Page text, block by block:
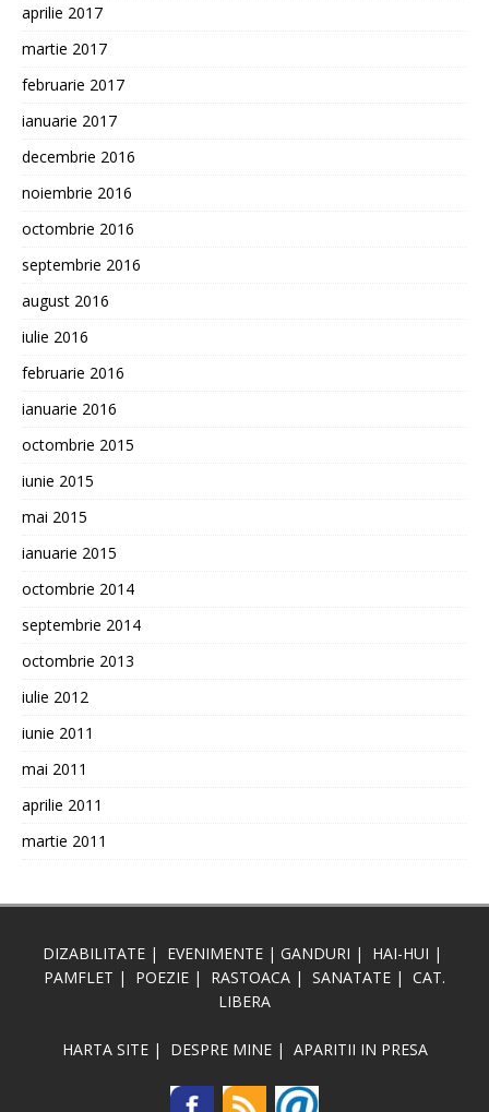
aprilie 2017
martie 2017
februarie 2017
ianuarie 2017
decembrie 2016
noiembrie 2016
octombrie 2016
septembrie 2016
august 2016
iulie 2016
februarie 2016
ianuarie 2016
octombrie 2015
iunie 2015
mai 2015
ianuarie 2015
octombrie 2014
septembrie 2014
octombrie 2013
iulie 2012
iunie 2011
mai 2011
aprilie 2011
martie 2011
DIZABILITATE | EVENIMENTE | GANDURI | HAI-HUI |
PAMFLET | POEZIE | RASTOACA | SANATATE | CAT.
LIBERA
HARTA SITE| DESPRE MINE| APARITII IN PRESA